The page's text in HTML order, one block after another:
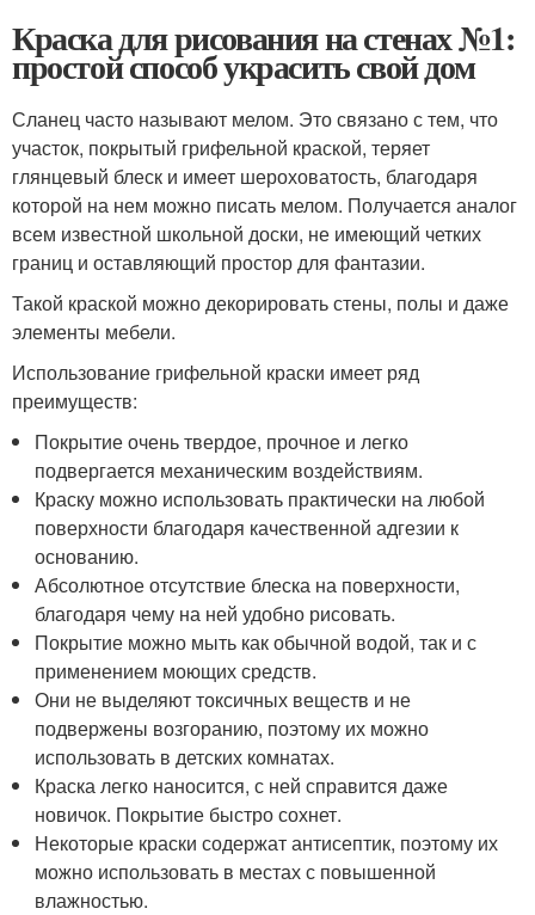
Краска для рисования на стенах №1:
простой способ украсить свой дом
Сланец часто называют мелом. Это связано с тем, что
участок, покрытый грифельной краской, теряет
глянцевый блеск и имеет шероховатость, благодаря
которой на нем можно писать мелом. Получается аналог
всем известной школьной доски, не имеющий четких
границ и оставляющий простор для фантазии.
Такой краской можно декорировать стены, полы и даже
элементы мебели.
Использование грифельной краски имеет ряд
преимуществ:
Покрытие очень твердое, прочное и легко
подвергается механическим воздействиям.
Краску можно использовать практически на любой
поверхности благодаря качественной адгезии к
основанию.
Абсолютное отсутствие блеска на поверхности,
благодаря чему на ней удобно рисовать.
Покрытие можно мыть как обычной водой, так и с
применением моющих средств.
Они не выделяют токсичных веществ и не
подвержены возгоранию, поэтому их можно
использовать в детских комнатах.
Краска легко наносится, с ней справится даже
новичок. Покрытие быстро сохнет.
Некоторые краски содержат антисептик, поэтому их
можно использовать в местах с повышенной
влажностью.